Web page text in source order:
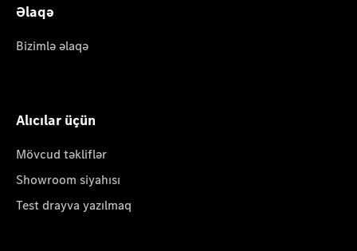
Əlaqə
Bizimlə əlaqə
Alıcılar üçün
Mövcud təkliflər
Showroom siyahısı
Test drayva yazılmaq